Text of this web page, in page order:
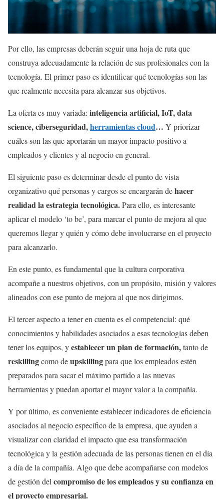
Por ello, las empresas deberán seguir una hoja de ruta que
construya adecuadamente la relación de sus profesionales con la
tecnología. El primer paso es identificar qué tecnologías son las
que realmente necesita para alcanzar sus objetivos.
La oferta es muy variada: inteligencia artificial, IoT, data
science, ciberseguridad,herramientas cloud… Y priorizar
cuáles son las que aportarán un mayor impacto positivo a
empleados y clientes y al negocio en general.
El siguiente paso es determinar desde el punto de vista
organizativo qué personas y cargos se encargarán dehacer
realidad la estrategia tecnológica.Para ello, es interesante
aplicar el modelo ‘to be’, para marcar el punto de mejora al que
queremos llegar y quién y cómo debe involucrarse en el proyecto
para alcanzarlo.
En este punto, es fundamental que la cultura corporativa
acompañe a nuestros objetivos, con un propósito, misión y valores
alineados con ese punto de mejora al que nos dirigimos.
El tercer aspecto a tener en cuenta es el competencial: qué
conocimientos y habilidades asociados a esas tecnologías deben
tener los equipos, yestablecer un plan de formación,tanto de
reskillingcomo deupskillingpara que los empleados estén
preparados para sacar el máximo partido a las nuevas
herramientas y puedan aportar el mayor valor a la compañía.
Y por último, es conveniente establecer indicadores de eficiencia
asociados al negocio específico de la empresa, que ayuden a
visualizar con claridad el impacto que esa transformación
tecnológica y la gestión adecuada de las personas tienen en el día
a día de la compañía. Algo que debe acompañarse con modelos
de gestión del compromiso de los empleados y su confianza en
el proyecto empresarial.